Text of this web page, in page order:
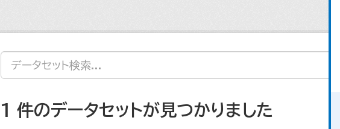
1 件のデータセットが見つかりました